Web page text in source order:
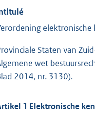
Staten van
wet
2014, nr. 3130).
1 Elektronische